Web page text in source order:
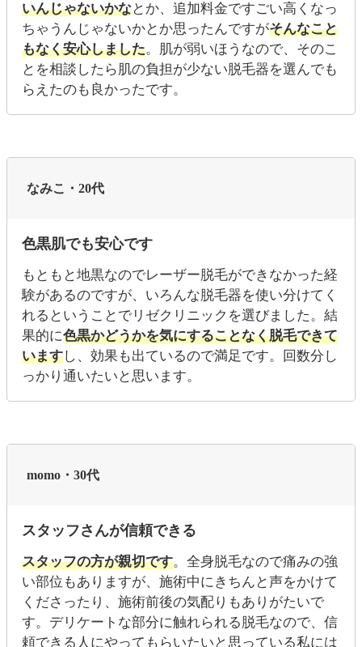
いんじゃないかなとか、追加料金ですごい高くなっ
ちゃうんじゃないかとか思ったんですがそんなこと
もなく安心しました。肌が弱いほうなので、そのこ
とを相談したら肌の負担が少ない脱毛器を選んでも
らえたのも良かったです。
なみこ・20代
色黒肌でも安心です
もともと地黒なのでレーザー脱毛ができなかった経
験があるのですが、いろんな脱毛器を使い分けてく
れるということでリゼクリニックを選びました。結
果的に色黒かどうかを気にすることなく脱毛できて
いますし、効果も出ているので満足です。回数分し
っかり通いたいと思います。
momo・30代
スタッフさんが信頼できる
スタッフの方が親切です。全身脱毛なので痛みの強
い部位もありますが、施術中にきちんと声をかけて
くださったり、施術前後の気配りもありがたいで
す。デリケートな部分に触れられる脱毛なので、信
頼できる人にやってもらいたいと思っている私には